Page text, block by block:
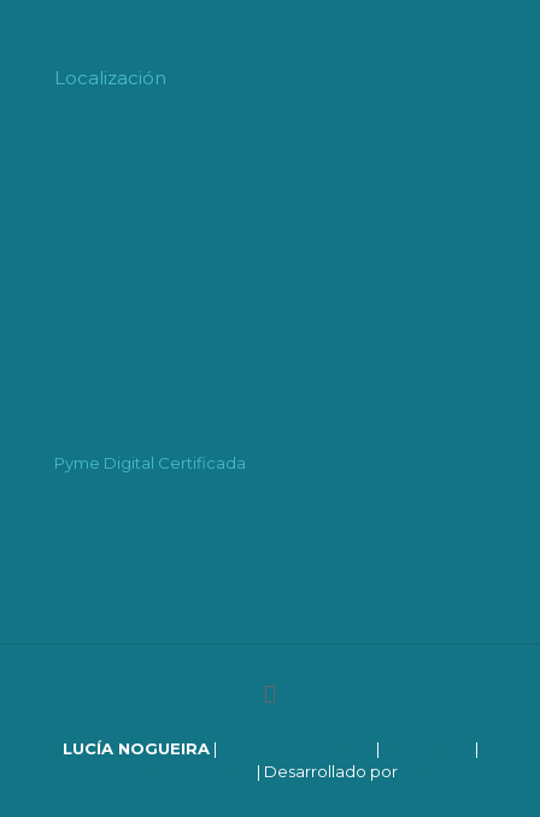
Localización
Pyme Digital Certificada
LUCÍA NOGUEIRA| |
|
| Desarrollado por